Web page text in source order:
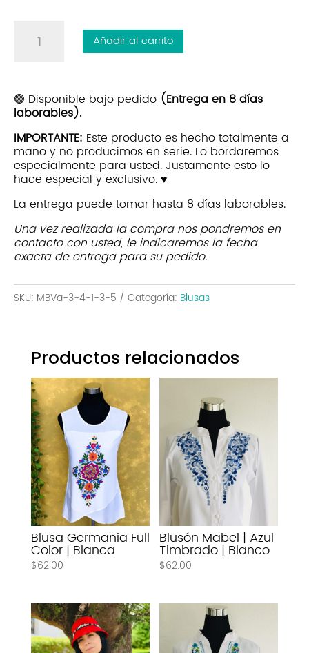
Mabel
Azules
|
Lino
Blanco
cantidad
Añadir al carrito
🟢 Disponible bajo pedido (Entrega en 8 días
laborables).
IMPORTANTE: Este producto es hecho totalmente a
mano y no producimos en serie. Lo bordaremos
especialmente para usted. Justamente esto lo
hace especial y exclusivo. ♥
La entrega puede tomar hasta 8 días laborables.
Una vez realizada la compra nos pondremos en
contacto con usted, le indicaremos la fecha
exacta de entrega para su pedido.
SKU: MBVa-3-4-1-3-5 Categoría: Blusas
Productos relacionados
Blusa Germania Full
Color | Blanca
$62.00
Blusón Mabel | Azul
Timbrado | Blanco
$62.00